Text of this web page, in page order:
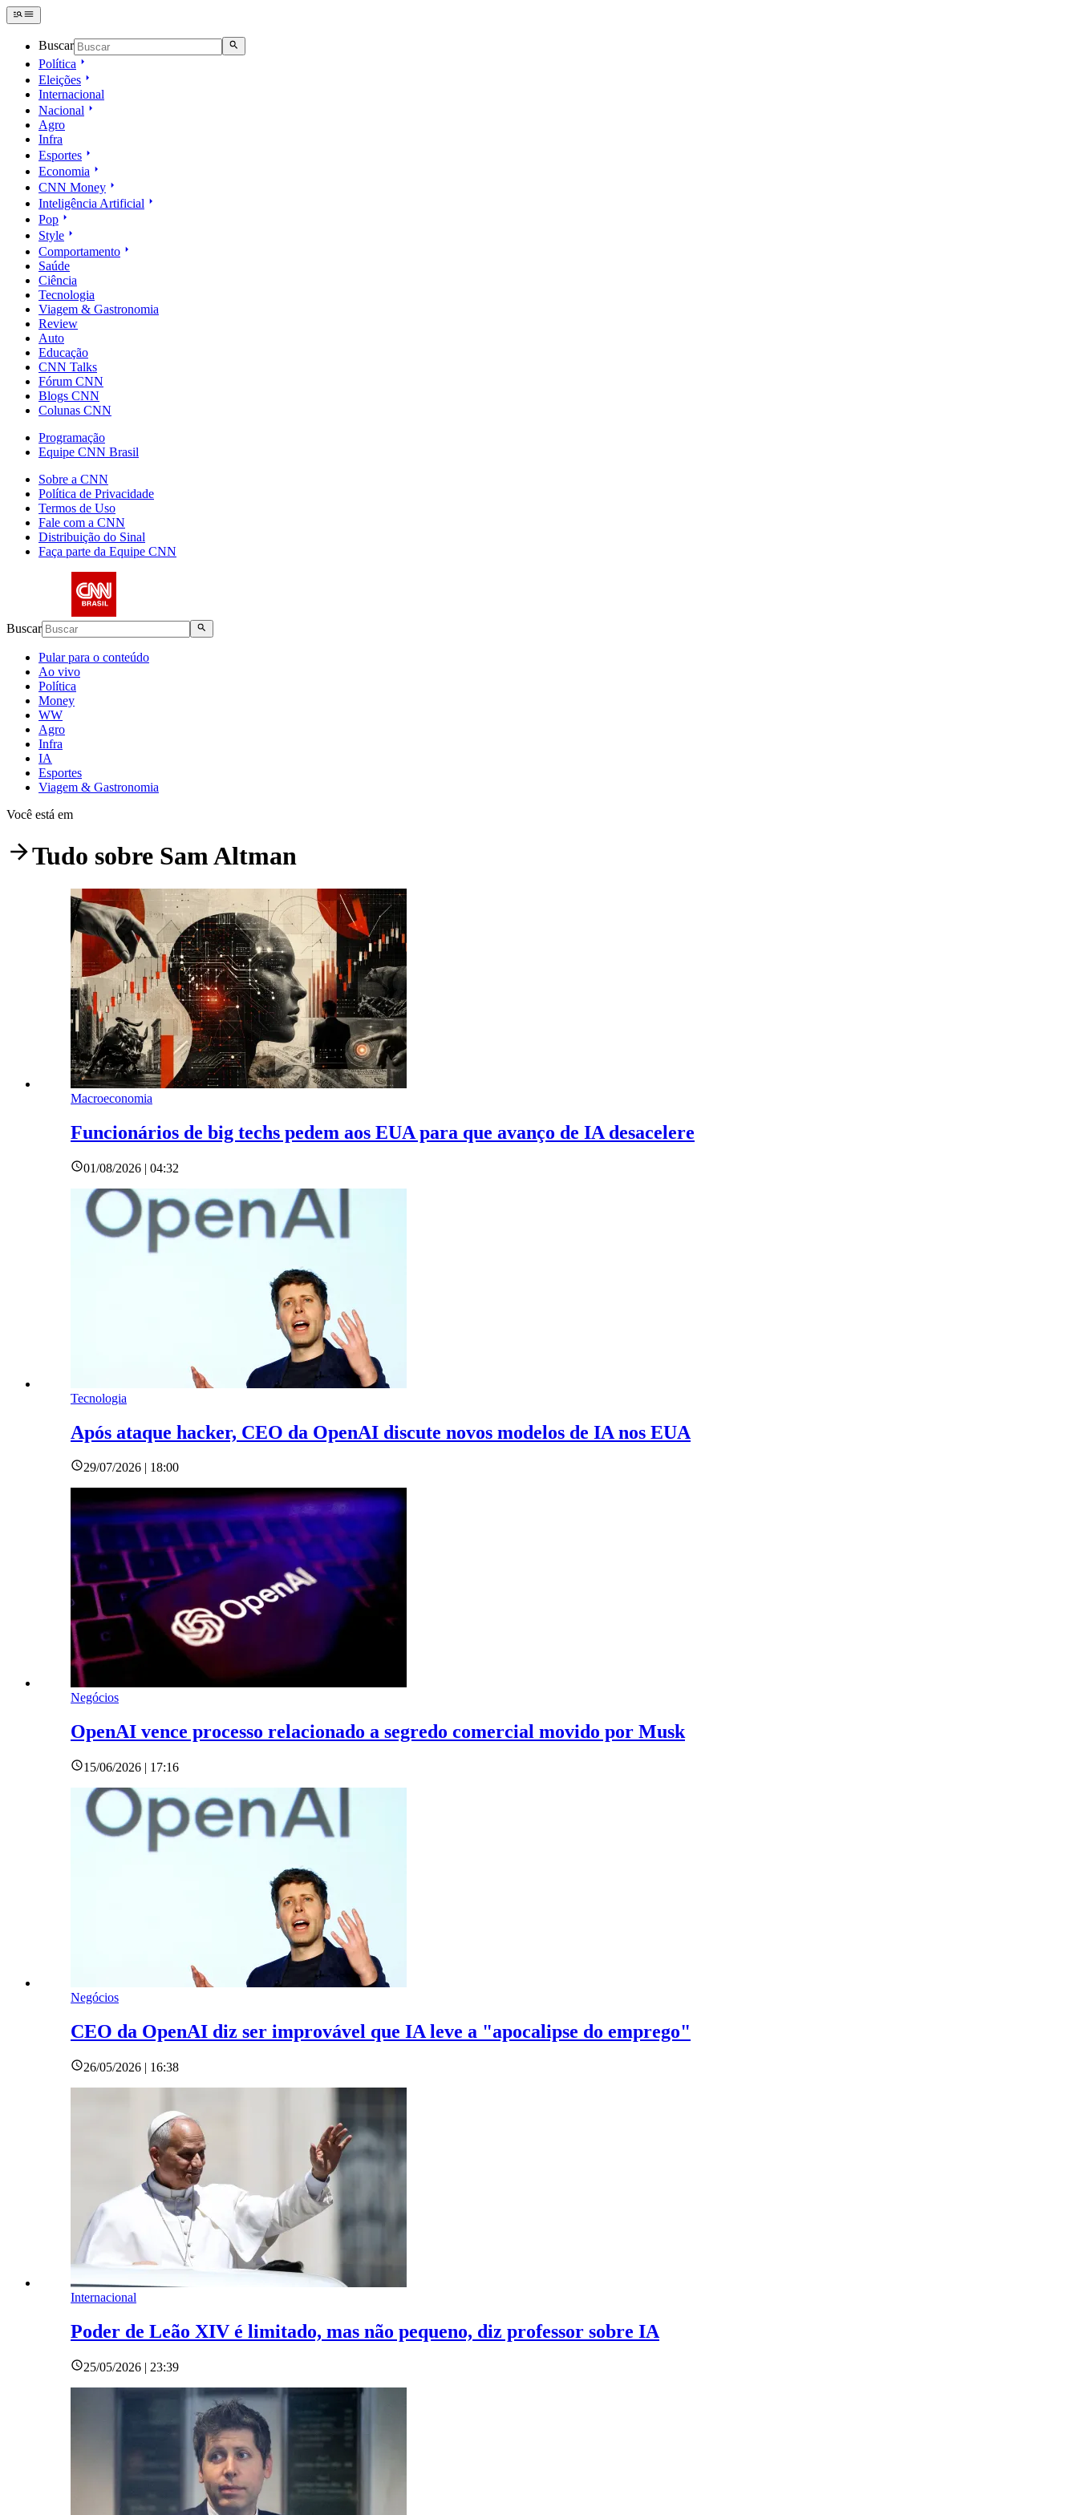
Buscar
Política
Eleições
Internacional
Nacional
Agro
Infra
Esportes
Economia
CNN Money
Inteligência Artificial
Pop
Style
Comportamento
Saúde
Ciência
Tecnologia
Viagem & Gastronomia
Review
Auto
Educação
CNN Talks
Fórum CNN
Blogs CNN
Colunas CNN
Programação
Equipe CNN Brasil
Sobre a CNN
Política de Privacidade
Termos de Uso
Fale com a CNN
Distribuição do Sinal
Faça parte da Equipe CNN
Buscar
Pular para o conteúdo
Ao vivo
Política
Money
WW
Agro
Infra
IA
Esportes
Viagem & Gastronomia
Você está em
Tudo sobre Sam Altman
Macroeconomia
Funcionários de big techs pedem aos EUA para que avanço de IA desacelere
01/08/2026 | 04:32
Tecnologia
Após ataque hacker, CEO da OpenAI discute novos modelos de IA nos EUA
29/07/2026 | 18:00
Negócios
OpenAI vence processo relacionado a segredo comercial movido por Musk
15/06/2026 | 17:16
Negócios
CEO da OpenAI diz ser improvável que IA leve a "apocalipse do emprego"
26/05/2026 | 16:38
Internacional
Poder de Leão XIV é limitado, mas não pequeno, diz professor sobre IA
25/05/2026 | 23:39